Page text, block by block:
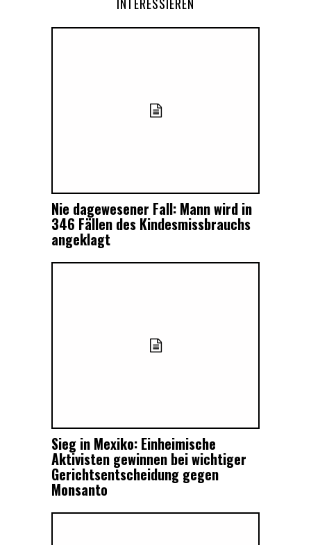
Nie dagewesener Fall: Mann wird in
346 Fällen des Kindesmissbrauchs
angeklagt
Sieg in Mexiko: Einheimische
Aktivisten gewinnen bei wichtiger
Gerichtsentscheidung gegen
Monsanto